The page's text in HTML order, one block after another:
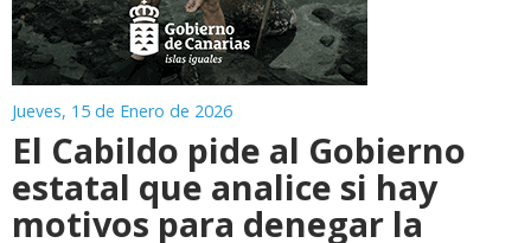
Jueves, 15 de Enero de 2026
El Cabildo pide al Gobierno
estatal que analice si hay
motivos para denegar la